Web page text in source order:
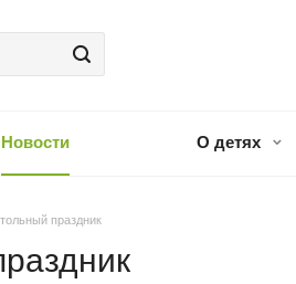
Новости О детях
праздник